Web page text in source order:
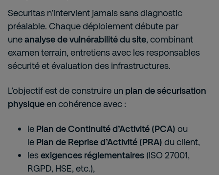
Securitas n’intervient jamais sans diagnostic
préalable. Chaque déploiement débute par
uneanalyse de vulnérabilité du site, combinant
examen terrain, entretiens avec les responsables
sécurité et évaluation des infrastructures.
L’objectif est de construire un plan de sécurisation
physiqueen cohérence avec :
le Plan de Continuité d’Activité (PCA) ou
le Plan de Reprise d’Activité (PRA) du client,
lesexigences réglementaires (ISO 27001,
RGPD, HSE, etc.),